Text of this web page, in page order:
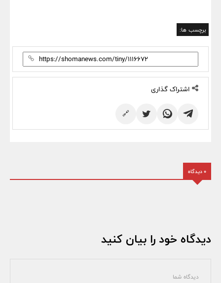
برچسب ها:
اشتراک گذاری
🔗
0 دیدگاه
دیدگاه خود را بیان کنید